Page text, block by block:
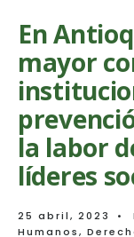
En
mayor
la labor
líderes
25 abril, 2023 •
Humanos,